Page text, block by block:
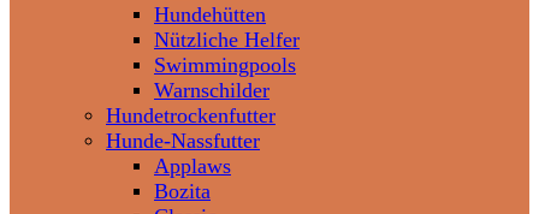
Hundehütten
Nützliche Helfer
Swimmingpools
Warnschilder
Hundetrockenfutter
Hunde-Nassfutter
Applaws
Bozita